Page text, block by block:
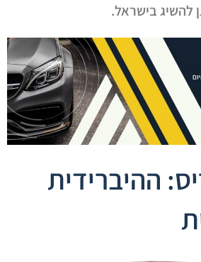
להשיג בישראל.
ההיברידית